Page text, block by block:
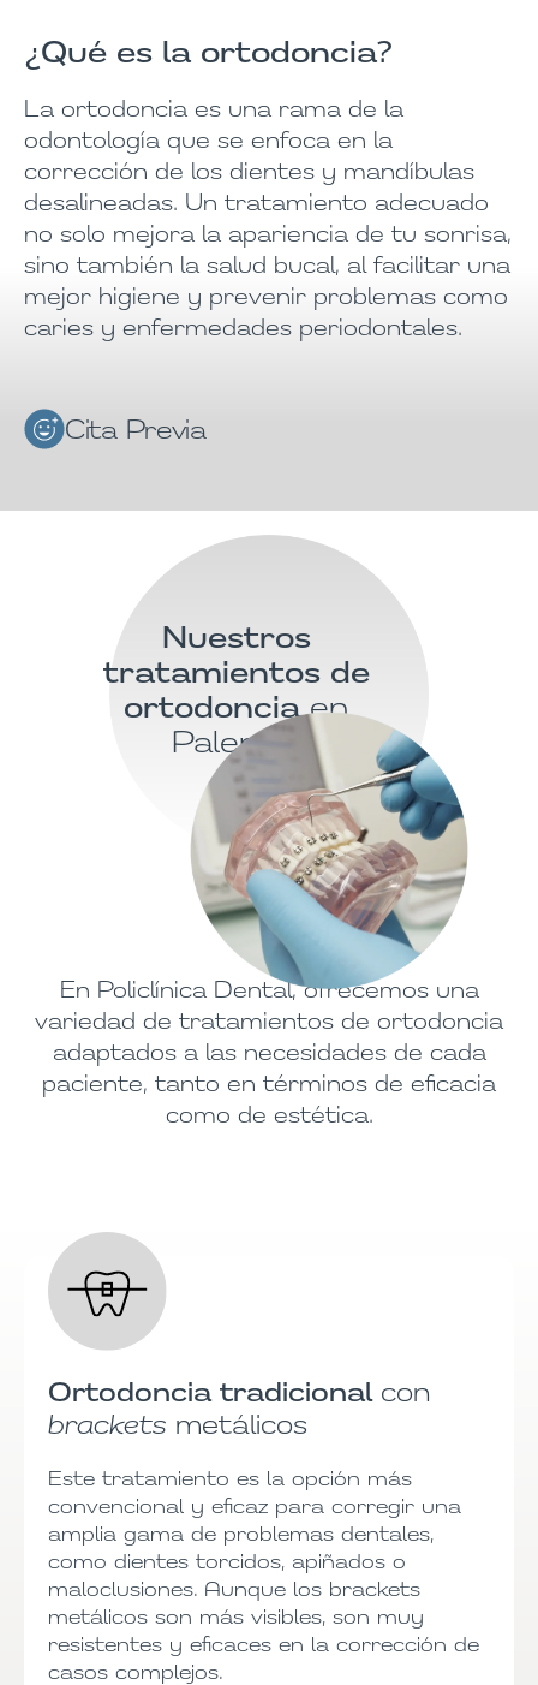
¿Qué es la ortodoncia?
La ortodoncia es una rama de la
odontología que se enfoca en la
corrección de los dientes y mandíbulas
desalineadas. Un tratamiento adecuado
no solo mejora la apariencia de tu sonrisa,
sino también la salud bucal, al facilitar una
mejor higiene y prevenir problemas como
caries y enfermedades periodontales.
Cita Previa
Nuestros
tratamientos de
ortodoncia en
Palencia
En Policlínica Dental, ofrecemos una
variedad de tratamientos de ortodoncia
adaptados a las necesidades de cada
paciente, tanto en términos de eficacia
como de estética.
Ortodoncia tradicional con
brackets metálicos
Este tratamiento es la opción más
convencional y eficaz para corregir una
amplia gama de problemas dentales,
como dientes torcidos, apiñados o
maloclusiones. Aunque los brackets
metálicos son más visibles, son muy
resistentes y eficaces en la corrección de
casos complejos.